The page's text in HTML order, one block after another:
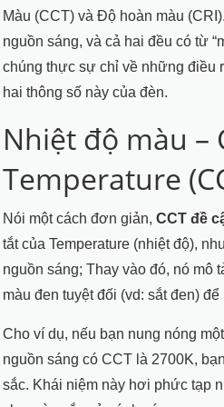
Màu (CCT) và Độ hoàn màu
nguồn sáng, và cả hai đều có từ
chúng thực sự chỉ về những điều
hai thông số này của đèn.
Nhiệt độ màu –
Temperature
Nói một cách đơn giản, CCT đề
tắt của Temperature (nhiệt độ),
nguồn sáng; Thay vào đó, nó mô
màu đen tuyệt đối (vd: sắt đen)
Cho ví dụ, nếu bạn nung nóng
nguồn sáng có CCT là 2700K,
sắc. Khái niệm này hơi phức tạp